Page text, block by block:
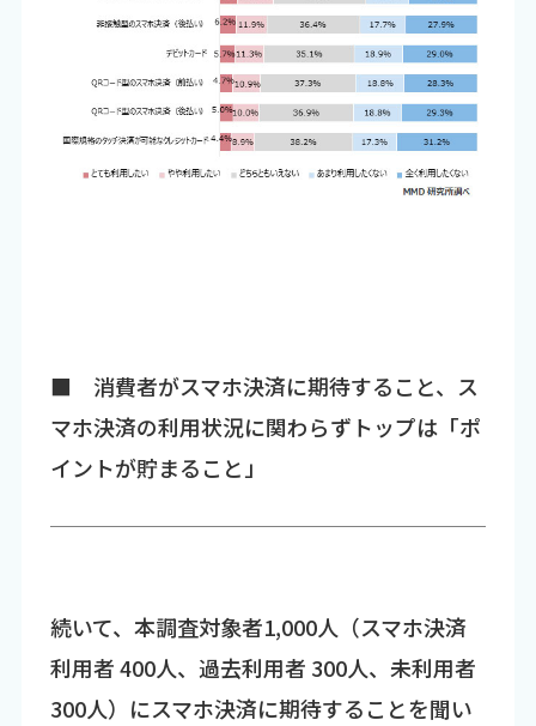
■ 消費者がスマホ決済に期待すること、ス
マホ決済の利用状況に関わらずトップは「ポ
イントが貯まること」
続いて、本調査対象者1,000人（スマホ決済
利用者 400人、過去利用者 300人、未利用者
300人）にスマホ決済に期待することを聞い